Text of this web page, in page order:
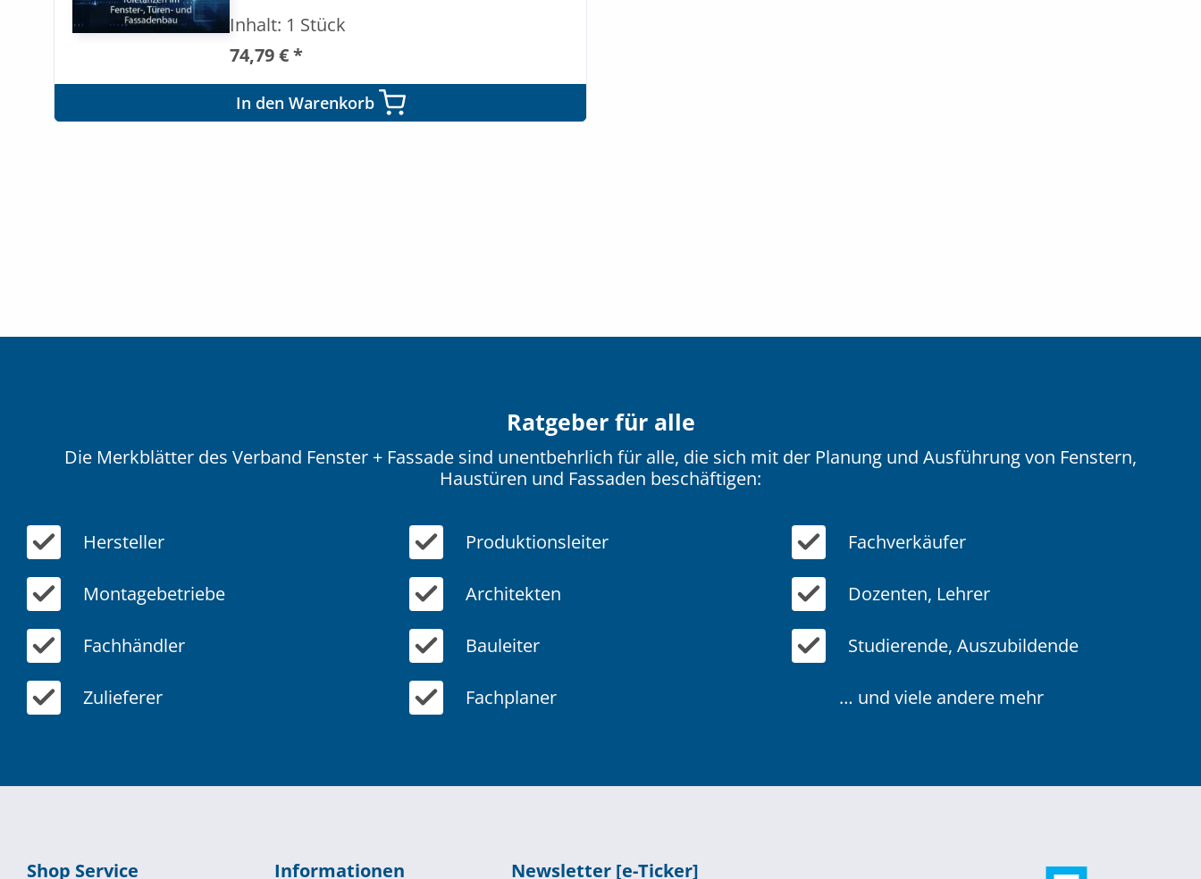
Inhalt: 1 Stück
74,79 € *
In den Warenkorb
Ratgeber für alle
Die Merkblätter des Verband Fenster + Fassade sind unentbehrlich für alle, die sich mit der Planung und Ausführung von Fenstern,
Haustüren und Fassaden beschäftigen:
Hersteller Produktionsleiter Fachverkäufer
Montagebetriebe Architekten Dozenten, Lehrer
Fachhändler Bauleiter Studierende, Auszubildende
Zulieferer Fachplaner … und viele andere mehr
Shop Service Informationen Newsletter [e-Ticker]